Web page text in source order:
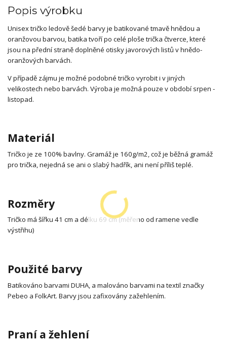
Popis výrobku
Unisex tričko ledově šedé barvy je batikované tmavě hnědou a
oranžovou barvou, batika tvoří po celé ploše trička čtverce, které
jsou na přední straně doplněné otisky javorových listů v hnědo-
oranžových barvách.
V případě zájmu je možné podobné tričko vyrobit i v jiných
velikostech nebo barvách. Výroba je možná pouze v období srpen -
listopad.
Materiál
Tričko je ze 100% bavlny. Gramáž je 160g/m2, což je běžná gramáž
pro trička, nejedná se ani o slabý hadřík, ani není příliš teplé.
Rozměry
Tričko má šířku 41 cm a délku 69 cm (měřeno od ramene vedle
výstřihu)
Použité barvy
Batikováno barvami DUHA, a malováno barvami na textil značky
Pebeo a FolkArt. Barvy jsou zafixovány zažehlením.
Praní a žehlení